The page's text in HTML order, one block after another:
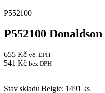
P552100
P552100
655 Kč vč. DPH
541 Kč bez DPH
Stav skladu Belgie: 1491 ks